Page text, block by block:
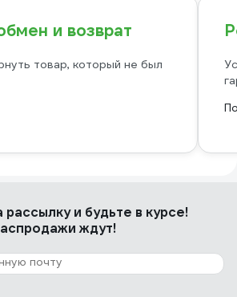
и возврат
товар, который не был
рассылкуи будьте в курсе!
ждут!